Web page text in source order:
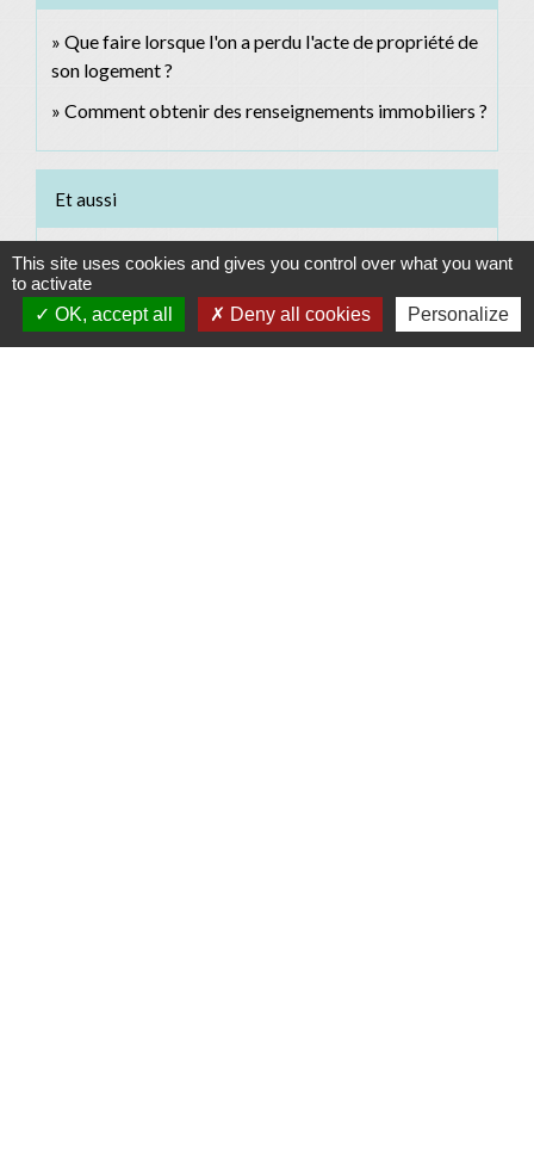
Que faire lorsque l'on a perdu l'acte de propriété de
son logement ?
Comment obtenir des renseignements immobiliers ?
Et aussi
Achat d'un terrain
Logement
Achat ou vente d'un logement
Logement
This site uses cookies and gives you control over what you want
to activate
OK, accept all
Deny all cookies Personalize